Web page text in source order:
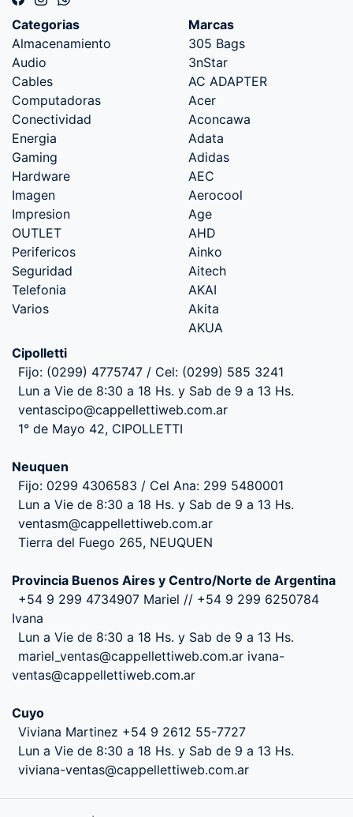
Categorias
Almacenamiento
Audio
Cables
Computadoras
Conectividad
Energia
Gaming
Hardware
Imagen
Impresion
OUTLET
Perifericos
Seguridad
Telefonia
Varios
Marcas
305 Bags
3nStar
AC ADAPTER
Acer
Aconcawa
Adata
Adidas
AEC
Aerocool
Age
AHD
Ainko
Aitech
AKAI
Akita
AKUA
Cipolletti
Fijo: (0299) 4775747 / Cel: (0299) 585 3241
Lun a Vie de 8:30 a 18 Hs. y Sab de 9 a 13 Hs.
ventascipo@cappellettiweb.com.ar
1° de Mayo 42, CIPOLLETTI
Neuquen
Fijo: 0299 4306583 / Cel Ana: 299 5480001
Lun a Vie de 8:30 a 18 Hs. y Sab de 9 a 13 Hs.
ventasm@cappellettiweb.com.ar
Tierra del Fuego 265, NEUQUEN
Provincia Buenos Aires y Centro/Norte de Argentina
+54 9 299 4734907 Mariel // +54 9 299 6250784
Ivana
Lun a Vie de 8:30 a 18 Hs. y Sab de 9 a 13 Hs.
mariel_ventas@cappellettiweb.com.ar ivana-
ventas@cappellettiweb.com.ar
Cuyo
Viviana Martinez +54 9 2612 55-7727
Lun a Vie de 8:30 a 18 Hs. y Sab de 9 a 13 Hs.
viviana-ventas@cappellettiweb.com.ar